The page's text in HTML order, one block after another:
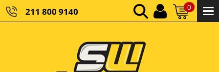
211 800 9140 0
ΚΑΘΑΡΌ ΣΎΝΟΛΟ: